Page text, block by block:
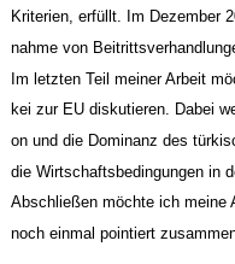
Kriterien, erfüllt. Im Dezember
nahme von
Im letzten Teil meiner Arbeit
kei zur EU diskutieren. Dabei
on und die Dominanz des
die Wirtschaftsbedingungen in
Abschließen möchte ich meine
noch einmal pointiert